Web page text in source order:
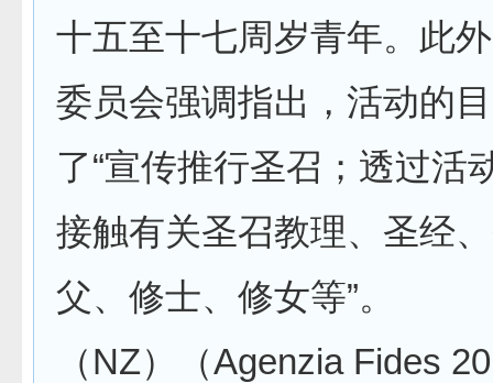
十五至十七周岁青年。此
委员会强调指出，活动的
了“宣传推行圣召；透过活
接触有关圣召教理、圣经
父、修士、修女等”。
（NZ）（Agenzia Fides